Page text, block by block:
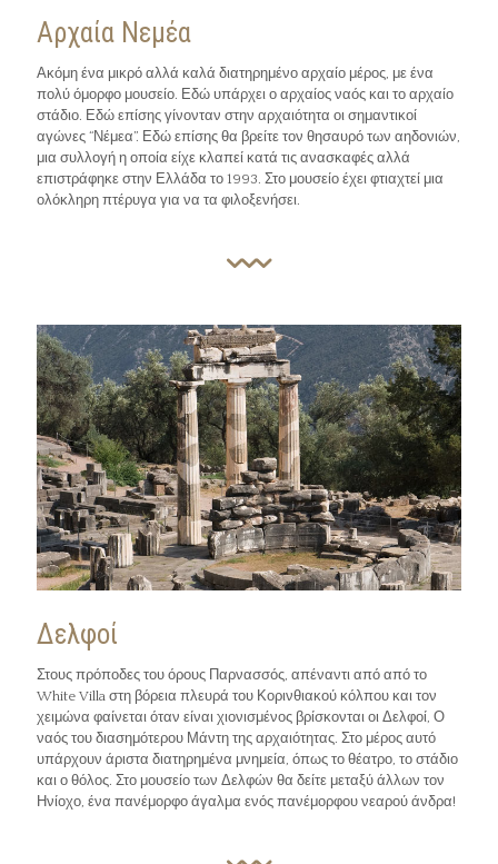
Αρχαία Νεμέα
Ακόμη ένα μικρό αλλά καλά διατηρημένο αρχαίο μέρος, με ένα
πολύ όμορφο μουσείο. Εδώ υπάρχει ο αρχαίος ναός και το αρχαίο
στάδιο. Εδώ επίσης γίνονταν στην αρχαιότητα οι σημαντικοί
αγώνες “Νέμεα”. Εδώ επίσης θα βρείτε τον θησαυρό των αηδονιών,
μια συλλογή η οποία είχε κλαπεί κατά τις ανασκαφές αλλά
επιστράφηκε στην Ελλάδα το 1993. Στο μουσείο έχει φτιαχτεί μια
ολόκληρη πτέρυγα για να τα φιλοξενήσει.
Δελφοί
Στους πρόποδες του όρους Παρνασσός, απέναντι από από το
White Villa στη βόρεια πλευρά του Κορινθιακού κόλπου και τον
χειμώνα φαίνεται όταν είναι χιονισμένος βρίσκονται οι Δελφοί, Ο
ναός του διασημότερου Μάντη της αρχαιότητας. Στο μέρος αυτό
υπάρχουν άριστα διατηρημένα μνημεία, όπως το θέατρο, το στάδιο
και ο θόλος. Στο μουσείο των Δελφών θα δείτε μεταξύ άλλων τον
Ηνίοχο, ένα πανέμορφο άγαλμα ενός πανέμορφου νεαρού άνδρα!